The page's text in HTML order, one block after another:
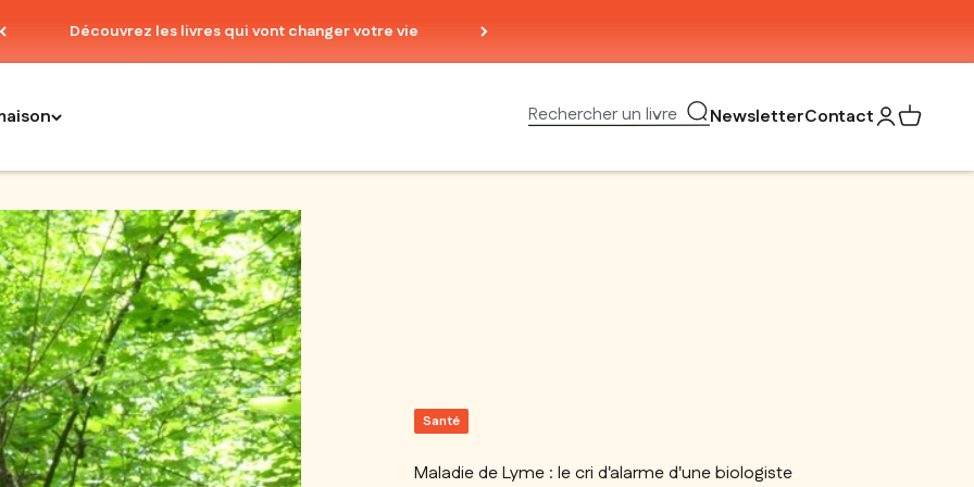
Découvrez les livres qui vont changer votre vie
Ouvrir la recherche
Rechercher un livre NewsletterContactOuvrir le
Voir mon
Santé
Maladie de Lyme : le cri d'alarme d'une biologiste